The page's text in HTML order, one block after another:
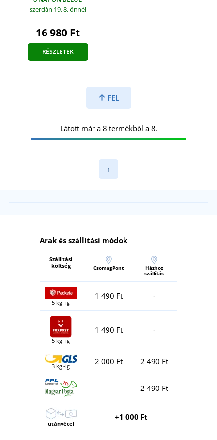
szerdán 19. 8.önnél
16 980 Ft
RÉSZLETEK
FEL
Látott már a 8 termékből a 8.
1
Árak és szállítási módok
Szállítási
költség
CsomagPont
Házhoz
szállítás
5 kg -ig
1 490 Ft -
5 kg -ig
1 490 Ft -
3 kg -ig 2 000 Ft 2 490 Ft
- 2 490 Ft
utánvétel
+1 000 Ft